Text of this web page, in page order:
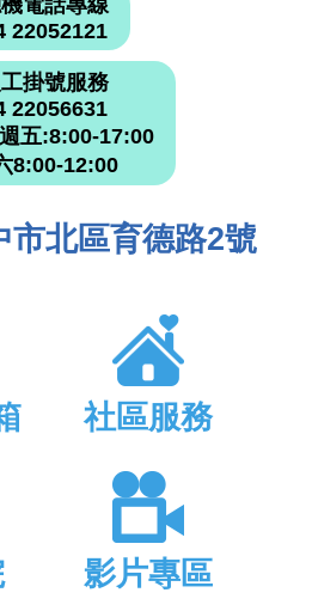
22052121
工掛號服務
22056631
五:8:00-17:00
8:00-12:00
市北區育德路2號
社區服務
影片專區